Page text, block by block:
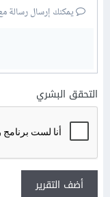
يمكنك إرسال رسالة
التحقق البشري
أضف التقرير